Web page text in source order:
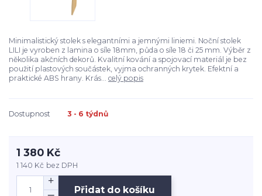
Minimalistický stolek s elegantními a jemnými liniemi. Noční stolek
LILI je vyroben z lamina o síle 18mm, půda o síle 18 či 25 mm. Výběr z
několika akčních dekorů. Kvalitní kování a spojovací materiál je bez
použití plastových součástek, vyjma ochranných krytek. Efektní a
praktické ABS hrany. Krás... celý popis
Dostupnost 3 - 6 týdnů
1 380 Kč
1 140 Kč bez DPH
Přidat do košíku